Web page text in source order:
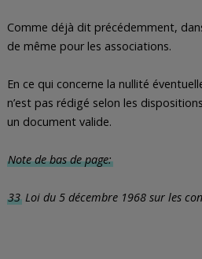
Comme déjà dit précédemment,
de même pour les associations.
En ce qui concerne la nullité
n’est pas rédigé selon les
un document valide.
Note de bas de page:
33Loi du 5 décembre 1968 sur les